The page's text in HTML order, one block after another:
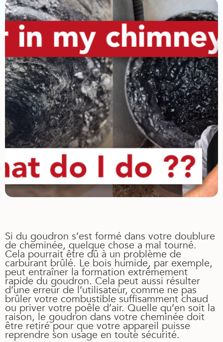
Si du goudron s’est formé dans votre doublure
de cheminée, quelque chose a mal tourné.
Cela pourrait être dû à un problème de
carburant brûlé. Le bois humide, par exemple,
peut entraîner la formation extrêmement
rapide du goudron. Cela peut aussi résulter
d’une erreur de l’utilisateur, comme ne pas
brûler votre combustible suffisamment chaud
ou priver votre poêle d’air. Quelle qu’en soit la
raison, le goudron dans votre cheminée doit
être retiré pour que votre appareil puisse
reprendre son usage en toute sécurité.